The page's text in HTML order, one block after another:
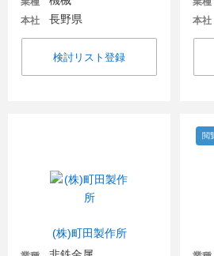
本社 長野県
検討リスト登録
本社
(株)町田製作所
閲